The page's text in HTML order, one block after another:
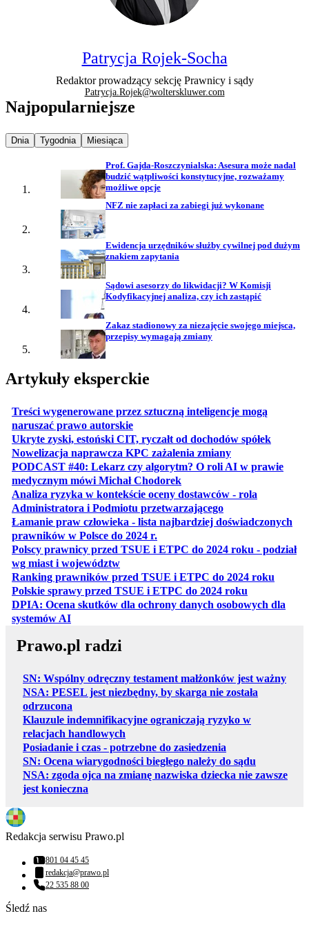
Patrycja Rojek-Socha
Redaktor prowadzący sekcję Prawnicy i sądy
Patrycja.Rojek@wolterskluwer.com
Najpopularniejsze
Najpopularniejsze wiadomości z
Dnia Najpopularniejsze wiadomości z
Tygodnia Najpopularniejsze wiadomości z
Miesiąca
Prof. Gajda-Roszczynialska: Asesura może nadal
budzić wątpliwości konstytucyjne, rozważamy
możliwe opcje
NFZ nie zapłaci za zabiegi już wykonane
Ewidencja urzędników służby cywilnej pod dużym
znakiem zapytania
Sądowi asesorzy do likwidacji? W Komisji
Kodyfikacyjnej analiza, czy ich zastąpić
Zakaz stadionowy za niezajęcie swojego miejsca,
przepisy wymagają zmiany
Artykuły eksperckie
Treści wygenerowane przez sztuczną inteligencje mogą
naruszać prawo autorskieotwiera się w nowej karcie
Ukryte zyski, estoński CIT, ryczałt od dochodów spółekotwiera
Nowelizacja naprawcza KPC zażalenia zmianyotwiera się w
PODCAST #40: Lekarz czy algorytm? O roli AI w prawie
medycznym mówi Michał Chodorekotwiera się w nowej karcie
Analiza ryzyka w kontekście oceny dostawców - rola
Administratora i Podmiotu przetwarzającegootwiera się w
Łamanie praw człowieka - lista najbardziej doświadczonych
prawników w Polsce do 2024 r.otwiera się w nowej karcie
Polscy prawnicy przed TSUE i ETPC do 2024 roku - podział
wg miast i województwotwiera się w nowej karcie
Ranking prawników przed TSUE i ETPC do 2024 roku
Polskie sprawy przed TSUE i ETPC do 2024 roku
DPIA: Ocena skutków dla ochrony danych osobowych dla
systemów AIotwiera się w nowej karcie
Prawo.pl radzi
SN: Wspólny odręczny testament małżonków jest ważny
NSA: PESEL jest niezbędny, by skarga nie została
odrzucona
Klauzule indemnifikacyjne ograniczają ryzyko w
relacjach handlowych
Posiadanie i czas - potrzebne do zasiedzenia
SN: Ocena wiarygodności biegłego należy do sądu
NSA: zgoda ojca na zmianę nazwiska dziecka nie zawsze
jest konieczna
Redakcja serwisu Prawo.pl
Numer telefonu:
801 04 45 45
Adres email:
redakcja@prawo.pl
Numer telefonu:
22 535 88 00
Śledź nas